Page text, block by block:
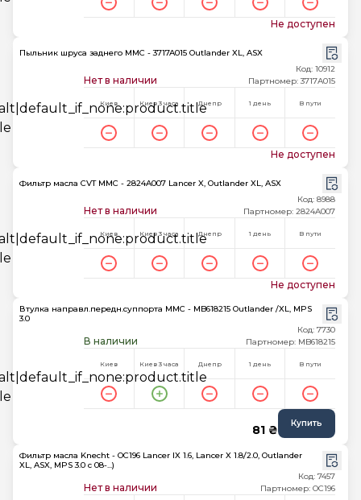
Не доступен
Пыльник шруса заднего MMC - 3717A015 Outlander XL, ASX
Нет в наличии
Код: 10912
Партномер: 3717A015
Киев Киев 3 часа Днепр 1 день В пути
Не доступен
Фильтр масла CVT MMC - 2824A007 Lancer X, Outlander XL, ASX
Нет в наличии
Код: 8988
Партномер: 2824A007
Киев Киев 3 часа Днепр 1 день В пути
Не доступен
Втулка направл.передн.суппорта MMC - MB618215 Outlander /XL, MPS
3.0
В наличии
Код: 7730
Партномер: MB618215
Киев Киев 3 часа Днепр 1 день В пути
81 ₴ Купить
Фильтр масла Knecht - OC196 Lancer IX 1.6, Lancer X 1.8/2.0, Outlander
XL, ASX, MPS 3.0 c 08-...)
Нет в наличии
Код: 7457
Партномер: OC196